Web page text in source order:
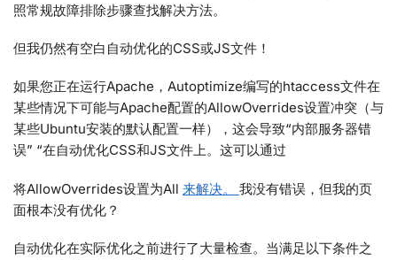
照常规故障排除步骤查找解决方法。
但我仍然有空白自动优化的CSS或JS文件！
如果您正在运行Apache，Autoptimize编写的htaccess文件在
某些​​情况下可能与Apache配置的AllowOverrides设置冲突（与
某些Ubuntu安装的默认配置一样），这会导致“内部服务器错
误” “在自动优化CSS和JS文件上。这可以通过
将AllowOverrides设置为All 来解决。 我没有错误，但我的页
面根本没有优化？
自动优化在实际优化之前进行了大量检查。当满足以下条件之